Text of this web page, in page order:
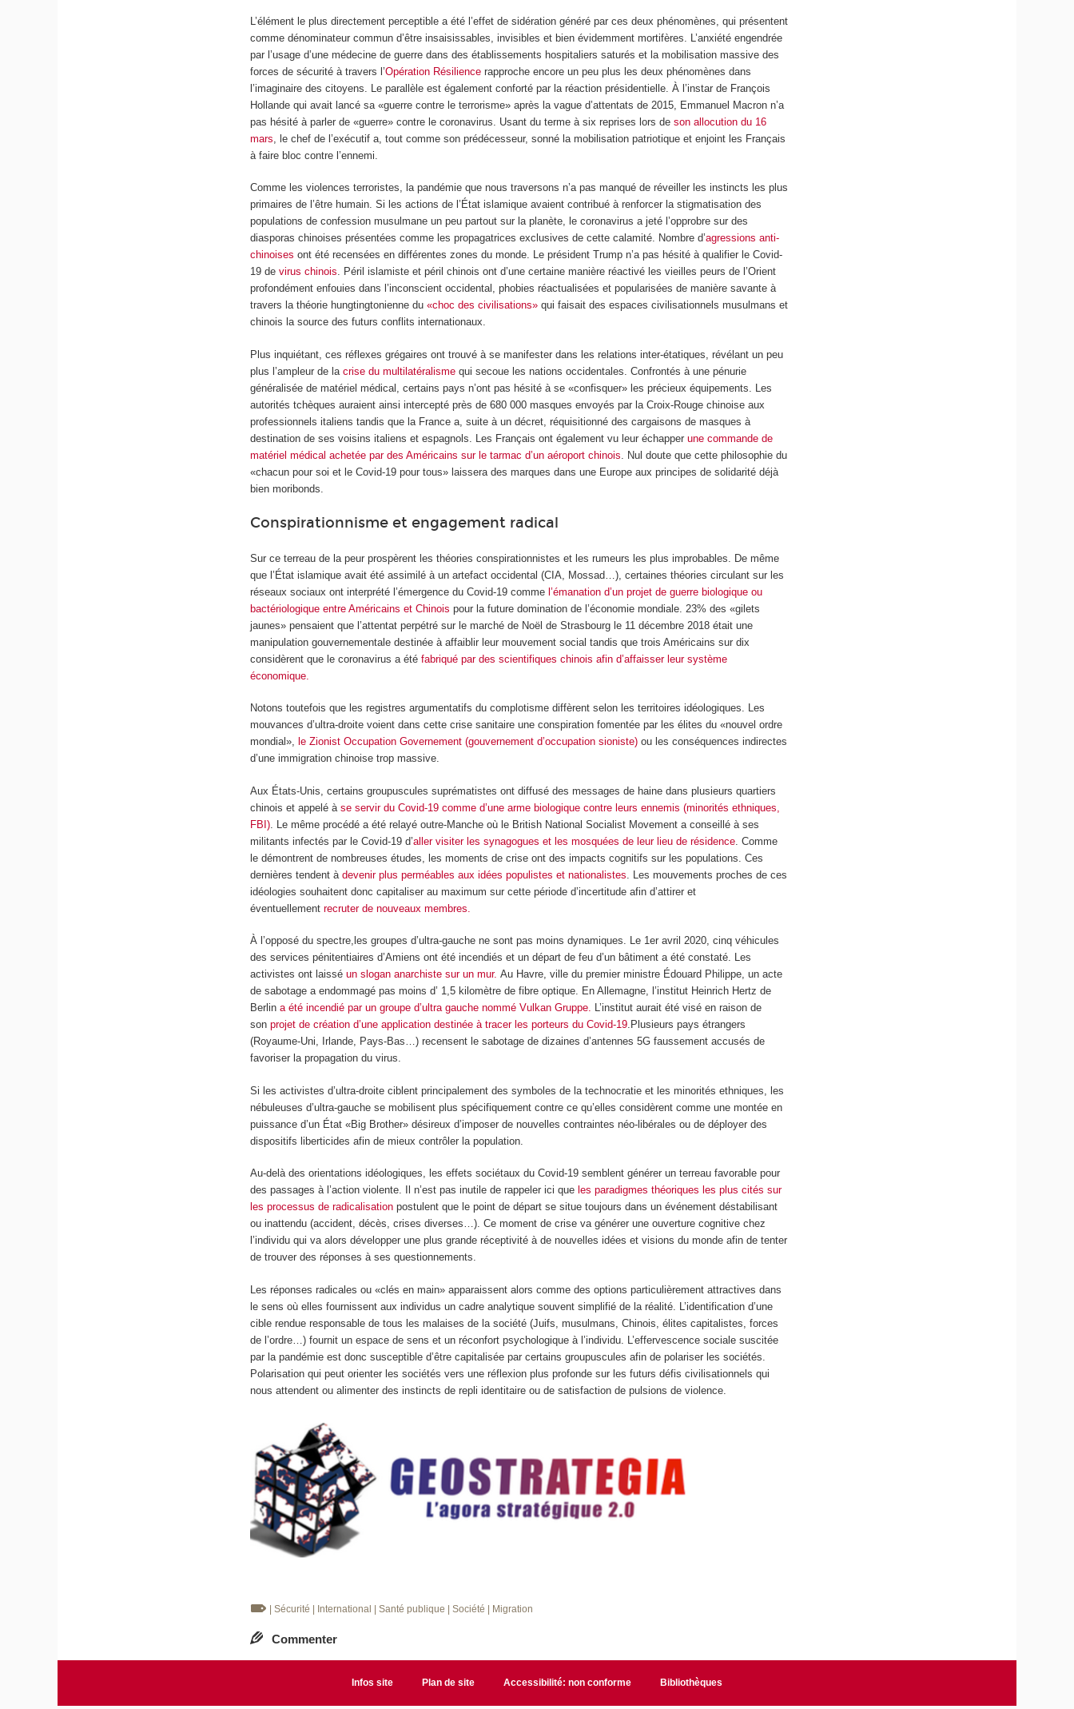
L’élément le plus directement perceptible a été l’effet de sidération généré par ces deux phénomènes, qui présentent
comme dénominateur commun d’être insaisissables, invisibles et bien évidemment mortifères. L’anxiété engendrée
par l’usage d’une médecine de guerre dans des établissements hospitaliers saturés et la mobilisation massive des
forces de sécurité à travers l’Opération Résilience rapproche encore un peu plus les deux phénomènes dans
l’imaginaire des citoyens. Le parallèle est également conforté par la réaction présidentielle. À l’instar de François
Hollande qui avait lancé sa «guerre contre le terrorisme» après la vague d’attentats de 2015, Emmanuel Macron n’a
pas hésité à parler de «guerre» contre le coronavirus. Usant du terme à six reprises lors deson allocution du 16
mars , le chef de l’exécutif a, tout comme son prédécesseur, sonné la mobilisation patriotique et enjoint les Français
à faire bloc contre l’ennemi.
Comme les violences terroristes, la pandémie que nous traversons n’a pas manqué de réveiller les instincts les plus
primaires de l’être humain. Si les actions de l’État islamique avaient contribué à renforcer la stigmatisation des
populations de confession musulmane un peu partout sur la planète, le coronavirus a jeté l’opprobre sur des
diasporas chinoises présentées comme les propagatrices exclusives de cette calamité. Nombre d’agressions anti-
chinoises ont été recensées en différentes zones du monde. Le président Trump n’a pas hésité à qualifier le Covid-
19 devirus chinois. Péril islamiste et péril chinois ont d’une certaine manière réactivé les vieilles peurs de l’Orient
profondément enfouies dans l’inconscient occidental, phobies réactualisées et popularisées de manière savante à
travers la théorie hungtingtonienne du«choc des civilisations» qui faisait des espaces civilisationnels musulmans et
chinois la source des futurs conflits internationaux.
Plus inquiétant, ces réflexes grégaires ont trouvé à se manifester dans les relations inter-étatiques, révélant un peu
plus l’ampleur de lacrise du multilatéralisme qui secoue les nations occidentales. Confrontés à une pénurie
généralisée de matériel médical, certains pays n’ont pas hésité à se «confisquer» les précieux équipements. Les
autorités tchèques auraient ainsi intercepté près de 680 000 masques envoyés par la Croix-Rouge chinoise aux
professionnels italiens tandis que la France a, suite à un décret, réquisitionné des cargaisons de masques à
destination de ses voisins italiens et espagnols. Les Français ont également vu leur échapperune commande de
matériel médical achetée par des Américains sur le tarmac d’un aéroport chinois . Nul doute que cette philosophie du
«chacun pour soi et le Covid-19 pour tous» laissera des marques dans une Europe aux principes de solidarité déjà
bien moribonds.
Conspirationnisme et engagement radical
Sur ce terreau de la peur prospèrent les théories conspirationnistes et les rumeurs les plus improbables. De même
que l’État islamique avait été assimilé à un artefact occidental (CIA, Mossad…), certaines théories circulant sur les
réseaux sociaux ont interprété l’émergence du Covid-19 comme l’émanation d’un projet de guerre biologique ou
bactériologique entre Américains et Chinois pour la future domination de l’économie mondiale. 23% des «gilets
jaunes» pensaient que l’attentat perpétré sur le marché de Noël de Strasbourg le 11 décembre 2018 était une
manipulation gouvernementale destinée à affaiblir leur mouvement social tandis que trois Américains sur dix
considèrent que le coronavirus a étéfabriqué par des scientifiques chinois afin d’affaisser leur système
économique.
Notons toutefois que les registres argumentatifs du complotisme diffèrent selon les territoires idéologiques. Les
mouvances d’ultra-droite voient dans cette crise sanitaire une conspiration fomentée par les élites du «nouvel ordre
mondial», le Zionist Occupation Governement (gouvernement d’occupation sioniste) ou les conséquences indirectes
d’une immigration chinoise trop massive.
Aux États-Unis, certains groupuscules suprématistes ont diffusé des messages de haine dans plusieurs quartiers
chinois et appelé àse servir du Covid-19 comme d’une arme biologique contre leurs ennemis (minorités ethniques,
FBI) . Le même procédé a été relayé outre-Manche où le British National Socialist Movement a conseillé à ses
militants infectés par le Covid-19 d’aller visiter les synagogues et les mosquées de leur lieu de résidence . Comme
le démontrent de nombreuses études, les moments de crise ont des impacts cognitifs sur les populations. Ces
dernières tendent àdevenir plus perméables aux idées populistes et nationalistes . Les mouvements proches de ces
idéologies souhaitent donc capitaliser au maximum sur cette période d’incertitude afin d’attirer et
éventuellement recruter de nouveaux membres.
À l’opposé du spectre,les groupes d’ultra-gauche ne sont pas moins dynamiques. Le 1er avril 2020, cinq véhicules
des services pénitentiaires d’Amiens ont été incendiés et un départ de feu d’un bâtiment a été constaté. Les
activistes ont laisséun slogan anarchiste sur un mur. Au Havre, ville du premier ministre Édouard Philippe, un acte
de sabotage a endommagé pas moins d’ 1,5 kilomètre de fibre optique. En Allemagne, l’institut Heinrich Hertz de
Berlina été incendié par un groupe d’ultra gauche nommé Vulkan Gruppe. L’institut aurait été visé en raison de
sonprojet de création d’une application destinée à tracer les porteurs du Covid-19.Plusieurs pays étrangers
(Royaume-Uni, Irlande, Pays-Bas…) recensent le sabotage de dizaines d’antennes 5G faussement accusés de
favoriser la propagation du virus.
Si les activistes d’ultra-droite ciblent principalement des symboles de la technocratie et les minorités ethniques, les
nébuleuses d’ultra-gauche se mobilisent plus spécifiquement contre ce qu’elles considèrent comme une montée en
puissance d’un État «Big Brother» désireux d’imposer de nouvelles contraintes néo-libérales ou de déployer des
dispositifs liberticides afin de mieux contrôler la population.
Au-delà des orientations idéologiques, les effets sociétaux du Covid-19 semblent générer un terreau favorable pour
des passages à l’action violente. Il n’est pas inutile de rappeler ici que les paradigmes théoriques les plus cités sur
les processus de radicalisation postulent que le point de départ se situe toujours dans un événement déstabilisant
ou inattendu (accident, décès, crises diverses…). Ce moment de crise va générer une ouverture cognitive chez
l’individu qui va alors développer une plus grande réceptivité à de nouvelles idées et visions du monde afin de tenter
de trouver des réponses à ses questionnements.
Les réponses radicales ou «clés en main» apparaissent alors comme des options particulièrement attractives dans
le sens où elles fournissent aux individus un cadre analytique souvent simplifié de la réalité. L’identification d’une
cible rendue responsable de tous les malaises de la société (Juifs, musulmans, Chinois, élites capitalistes, forces
de l’ordre…) fournit un espace de sens et un réconfort psychologique à l’individu. L’effervescence sociale suscitée
par la pandémie est donc susceptible d’être capitalisée par certains groupuscules afin de polariser les sociétés.
Polarisation qui peut orienter les sociétés vers une réflexion plus profonde sur les futurs défis civilisationnels qui
nous attendent ou alimenter des instincts de repli identitaire ou de satisfaction de pulsions de violence.
| Sécurité | International | Santé publique | Société | Migration
Commenter
Infos site Plan de site Accessibilité: non conforme Bibliothèques